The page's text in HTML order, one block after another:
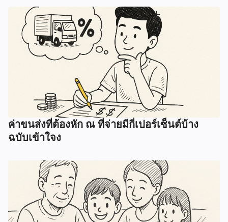
ค่าขนส่งที่ต้องหัก ณ ที่จ่ายมีกี่เปอร์เซ็นต์บ้าง
ฉบับเข้าใจง